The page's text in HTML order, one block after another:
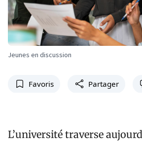
Jeunes en discussion
Favoris Partager
L’université traverse